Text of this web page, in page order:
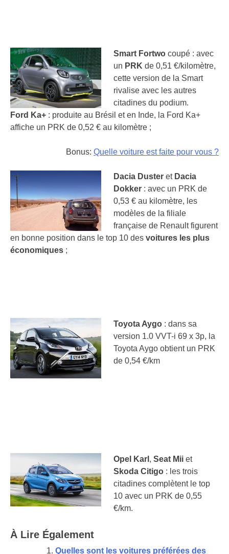
Smart Fortwo coupé : avec
un PRK de 0,51 €/kilomètre,
cette version de la Smart
rivalise avec les autres
citadines du podium.
Ford Ka+ : produite au Brésil et en Inde, la Ford Ka+
affiche un PRK de 0,52 € au kilomètre ;
Bonus: Quelle voiture est faite pour vous ?
Dacia Duster et Dacia
Dokker : avec un PRK de
0,53 € au kilomètre, les
modèles de la filiale
française de Renault figurent
en bonne position dans le top 10 des voitures les plus
économiques ;
Toyota Aygo : dans sa
version 1.0 VVT-i 69 x 3p, la
Toyota Aygo obtient un PRK
de 0,54 €/km
Opel Karl , Seat Mii et
Skoda Citigo : les trois
citadines complètent le top
10 avec un PRK de 0,55
€/km.
À Lire Également
Quelles sont les voitures préférées des